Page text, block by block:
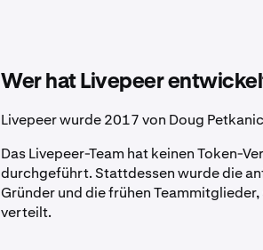
Wer hat Livepeer
Livepeer wurde 2017 von Doug
Das Livepeer-Team hat keinen Token-
durchgeführt. Stattdessen wurde die
Gründer und die frühen
verteilt.